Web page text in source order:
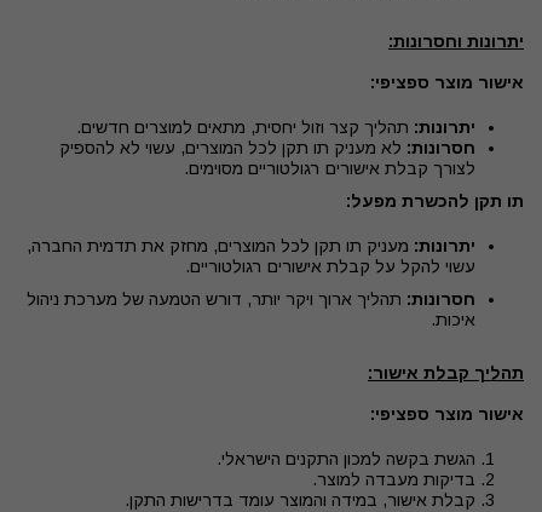
יתרונות וחסרונות:
אישור מוצר ספציפי:
יתרונות: תהליך קצר וזול יחסית, מתאים למוצרים חדשים.
חסרונות: לא מעניק תו תקן לכל המוצרים, עשוי לא להספיק
לצורך קבלת אישורים רגולטוריים מסוימים.
תו תקן להכשרת מפעל:
יתרונות: מעניק תו תקן לכל המוצרים, מחזק את תדמית החברה,
עשוי להקל על קבלת אישורים רגולטוריים.
חסרונות: תהליך ארוך ויקר יותר, דורש הטמעה של מערכת ניהול
איכות.
תהליך קבלת אישור:
אישור מוצר ספציפי:
הגשת בקשה למכון התקנים הישראלי.
בדיקות מעבדה למוצר.
קבלת אישור, במידה והמוצר עומד בדרישות התקן.